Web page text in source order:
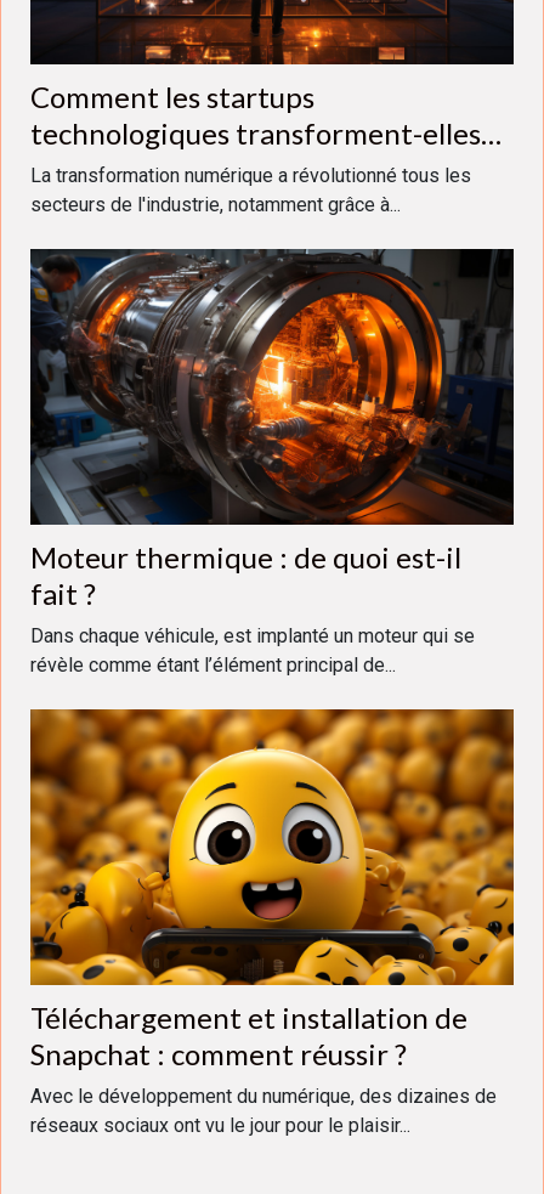
Comment les startups
technologiques transforment-elles
l'industrie ?
La transformation numérique a révolutionné tous les
secteurs de l'industrie, notamment grâce à...
Moteur thermique : de quoi est-il
fait ?
Dans chaque véhicule, est implanté un moteur qui se
révèle comme étant l’élément principal de...
Téléchargement et installation de
Snapchat : comment réussir ?
Avec le développement du numérique, des dizaines de
réseaux sociaux ont vu le jour pour le plaisir...